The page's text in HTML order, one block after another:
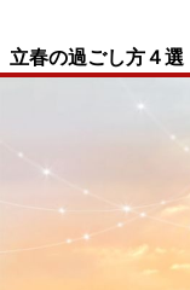
立春の過ごし方４選